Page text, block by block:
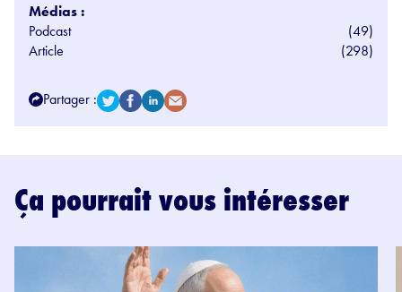
Médias :
Podcast
(49)
Article
(298)
Partager :
Ça pourrait vous intéresser